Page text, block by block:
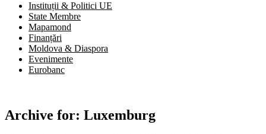
Instituții & Politici UE
State Membre
Mapamond
Finanțări
Moldova & Diaspora
Evenimente
Eurobanc
Archive for: Luxemburg